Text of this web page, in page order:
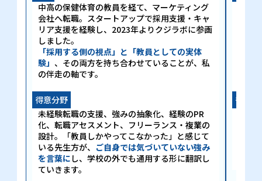
中高の保健体育の教員を経て、マーケティング
会社へ転職。スタートアップで採用支援・キャ
リア支援を経験し、2023年よりクジラボに参画
しました。
「採用する側の視点」と「教員としての実体
験」 、その両方を持ち合わせていることが、私
の伴走の軸です。
得意分野
未経験転職の支援、強みの抽象化、経験のPR
化、転職アセスメント、フリーランス・複業の
設計。「教員しかやってこなかった」と感じて
いる先生方が、 ご自身では気づいていない強み
を言葉に し、学校の外でも通用する形に翻訳し
ていきます。
得意分